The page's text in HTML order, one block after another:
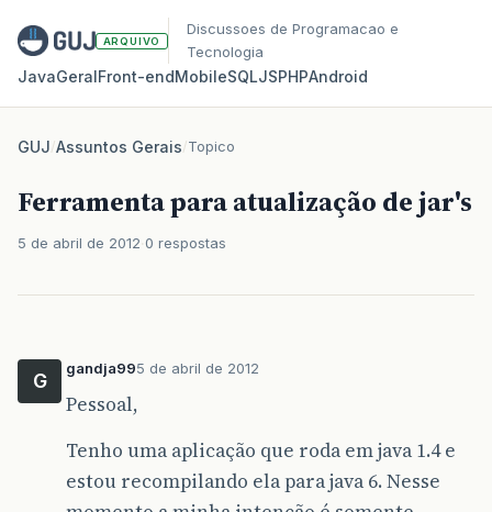
ARQUIVO
Discussoes de Programacao e
Tecnologia
JavaGeralFront‑endMobileSQLJSPHPAndroid
GUJ/Assuntos Gerais/Topico
Ferramenta para atualização de jar's
5 de abril de 2012 0 respostas
G
gandja995 de abril de 2012
Pessoal,
Tenho uma aplicação que roda em java 1.4 e
estou recompilando ela para java 6. Nesse